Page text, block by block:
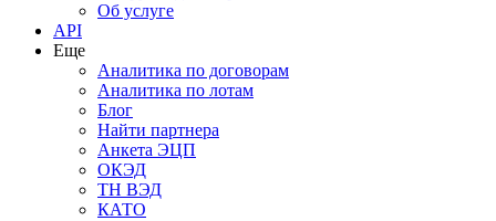
Об услуге
API
Еще
Аналитика по договорам
Аналитика по лотам
Блог
Найти партнера
Анкета ЭЦП
ОКЭД
ТН ВЭД
КАТО